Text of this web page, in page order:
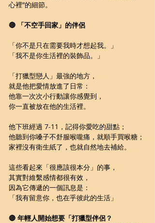
心裡”的細節。
🔴 「不空手回家」的伴侶
「你不是只在需要我時才想起我。」
「我不是你生活裡的裝飾品。」
「打獵型戀人」最強的地方，
就是他把愛情放進了日常：
他靠一次次小行動讓你感覺到，
你一直被放在他的生活裡。
他下班經過 7-11，記得你愛吃的甜點；
他聽到你嗓子不舒服喉嚨痛，就順手買喉糖；
家裡沒有衛生紙了，也就自然地去補給。
這些看起來「很應該很本分」的事，
其實對維繫感情都很有效，
因為它傳遞的一個訊息是：
「我有留意你，也在乎彼此的生活」
🔴 年輕人開始想要「打獵型伴侶？